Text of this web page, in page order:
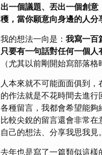
出一個議題、丟出一個創
穫，當你願意向身邊的人
我的想法一向是： 我寫一百
只要有一句話對任何一個
（尤其以前剛開始寫部落
人本來就不可能面面俱到
的作法就是不花時間去進
各種留言，我都會希望能
比較尖銳的留言還會非常
自己的想法、分享我思我見。
去年也是寫了一篇類似這